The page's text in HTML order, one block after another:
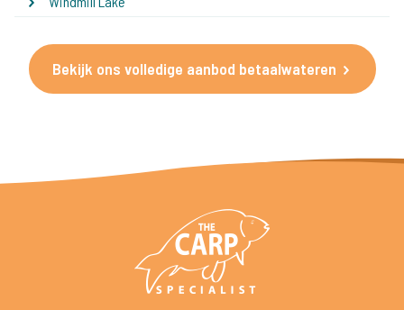
Bekijk ons volledige aanbod betaalwateren